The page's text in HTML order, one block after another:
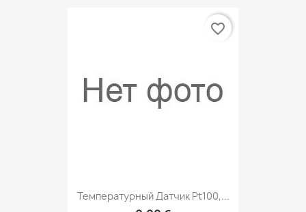
Температурный Датчик Pt100,...
favorite_border